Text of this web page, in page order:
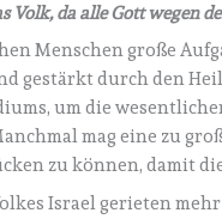
da alle Gott wegen
Menschen große
gestärkt durch den
um die
mag eine zu
zu können, damit
Israel gerieten